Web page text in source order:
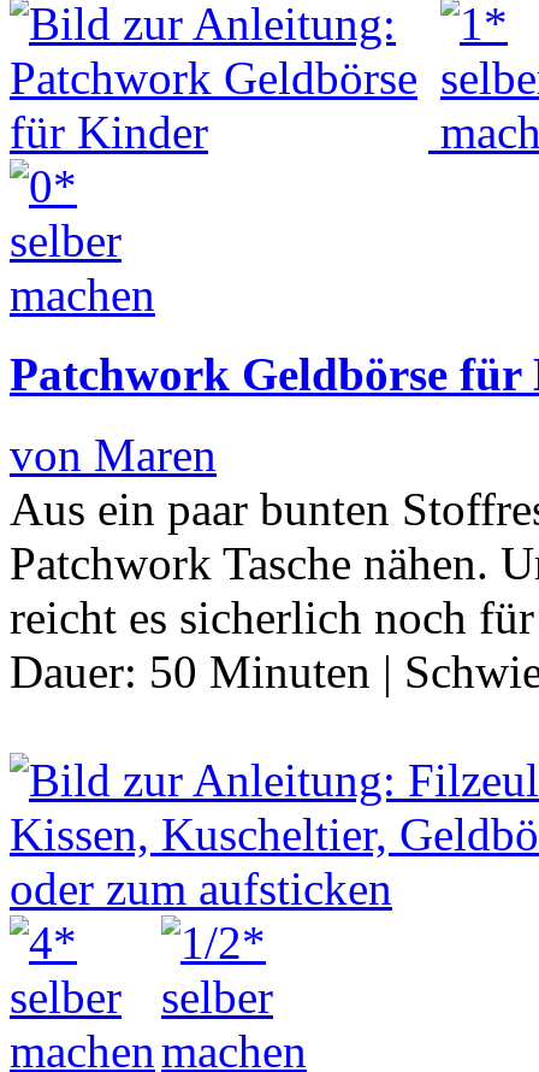
Patchwork Geldbörse
von Maren
Aus ein paar bunten
Patchwork Tasche nähen.
reicht es sicherlich noch
Dauer: 50 Minuten |